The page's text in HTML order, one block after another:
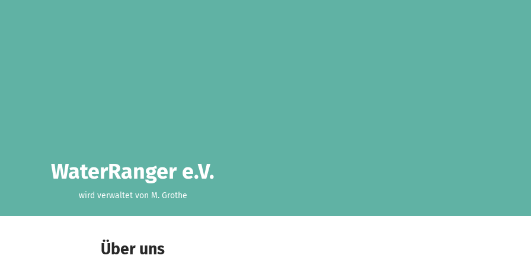
WaterRanger e.V.
wird verwaltet von M. Grothe
Über uns